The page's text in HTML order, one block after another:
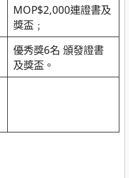
MOP$2,000連證書及
獎盃﹔
優秀獎6名 頒發證書
及獎盃。